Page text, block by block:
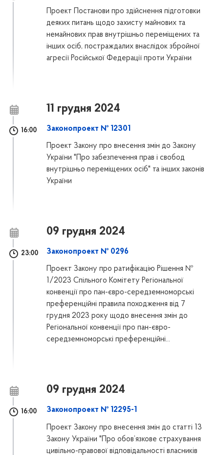
Проект Постанови про здійснення підготовки
деяких питань щодо захисту майнових та
немайнових прав внутрішньо переміщених та
інших осіб, постраждалих внаслідок збройної
агресії Російської Федерації проти України
11 грудня 2024
16:00 Законопроект № 12301
Проект Закону про внесення змін до Закону
України "Про забезпечення прав і свобод
внутрішньо переміщених осіб" та інших законів
України
09 грудня 2024
23:00 Законопроект № 0296
Проект Закону про ратифікацію Рішення №
1/2023 Спільного Комітету Регіональної
конвенції про пан-євро-середземноморські
преференційні правила походження від 7
грудня 2023 року щодо внесення змін до
Регіональної конвенції про пан-євро-
середземноморські преференційні...
09 грудня 2024
16:00 Законопроект № 12295-1
Проект Закону про внесення змін до статті 13
Закону України "Про обов’язкове страхування
цивільно-правової відповідальності власників